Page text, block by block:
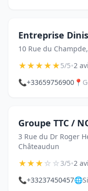
Entreprise Dinis
10 Rue du
★★★★★5/5•2
📞+33659756900 📍
Groupe TTC /
3 Rue du Dr Roger
Châteaudun
★★★☆☆3/5•2
📞+33237450457🌐